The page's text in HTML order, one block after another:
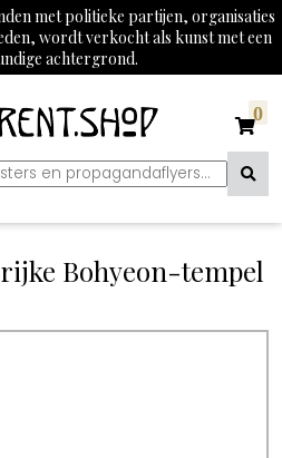
met politieke partijen, organisaties
wordt verkocht als kunst met een
achtergrond.
0
Bohyeon-tempel